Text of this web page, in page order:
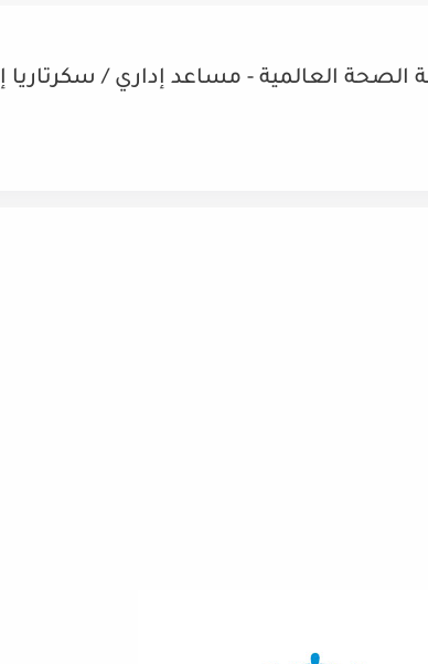
العالمية - مساعد إداري / سكرتاريا